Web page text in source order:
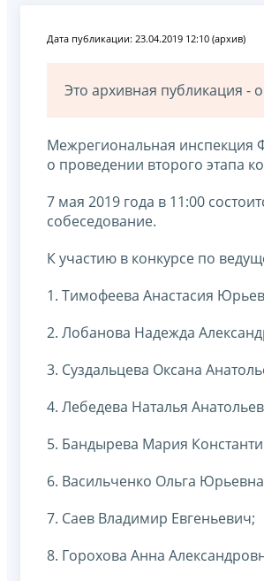
Дата публикации: 23.04.2019 12:10 (архив)
Это архивная публикация
Межрегиональная инспекция
о проведении второго этапа
7 мая 2019 года в 11:00
собеседование.
К участию в конкурсе по
1. Тимофеева Анастасия
2. Лобанова Надежда
3. Суздальцева Оксана
4. Лебедева Наталья
5. Бандырева Мария
6. Васильченко Ольга
7. Саев Владимир Евгеньевич;
8. Горохова Анна